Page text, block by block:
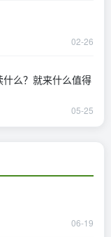
02-26
么？就来什么值得
05-25
06-19